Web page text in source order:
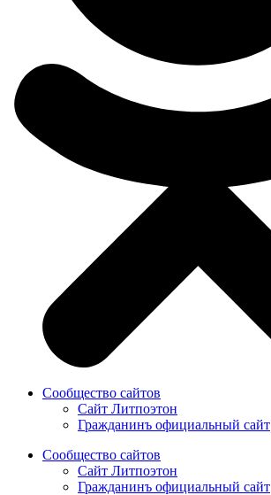
Сообщество сайтов
Сайт Литпоэтон
Гражданинъ официальный сайт
Сообщество сайтов
Сайт Литпоэтон
Гражданинъ официальный сайт